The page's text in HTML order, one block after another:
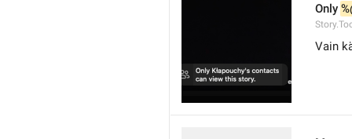
Only
Vain